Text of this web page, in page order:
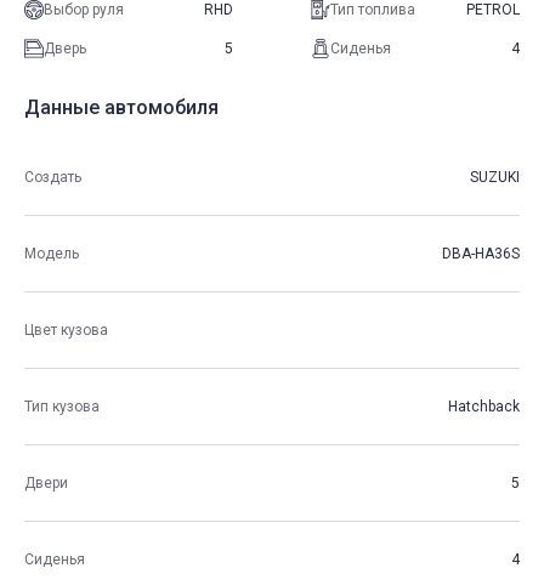
Выбор руля RHD Тип топлива PETROL
Дверь 5 Сиденья 4
Данные автомобиля
Создать SUZUKI
Модель DBA-HA36S
Цвет кузова
Тип кузова Hatchback
Двери 5
Сиденья 4